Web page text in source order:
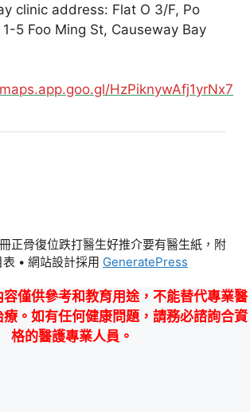
clinic address: Flat O 3/F, Po
5 Foo Ming St, Causeway Bay
HzPiknywAfj1yrNx7
正骨復位跌打醫生好推介要有醫生紙，附
表 • 網站設計採用 GeneratePress
容僅供參考和教育用途，不能替代專業醫
。如有任何健康問題，請務必諮詢合資
格的醫護專業人員。